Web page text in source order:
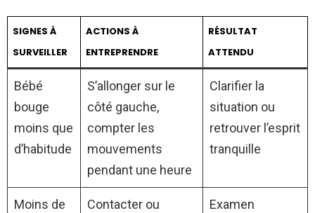
SIGNES À
SURVEILLER
ACTIONS À
ENTREPRENDRE
RÉSULTAT
ATTENDU
Bébé
bouge
moins que
d’habitude
S’allonger sur le
côté gauche,
compter les
mouvements
pendant une heure
Clarifier la
situation ou
retrouver l’esprit
tranquille
Moins de
Contacter ou
Examen